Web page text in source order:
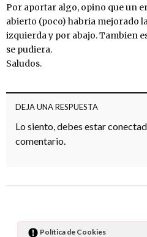
Por aportar algo, opino que un
abierto (poco) habria mejorado
izquierda y por abajo. Tambien
se pudiera.
Saludos.
DEJA UNA RESPUESTA
Lo siento, debes estar
comentario.
Política de Cookies